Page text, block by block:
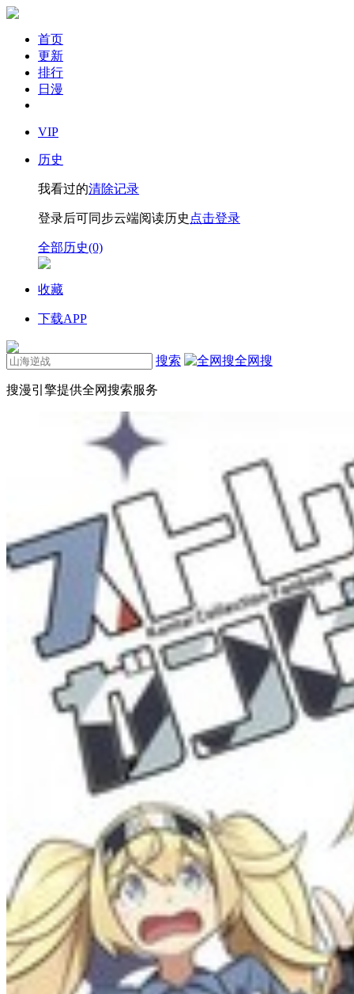
首页
更新
排行
日漫
VIP
历史
我看过的清除记录
登录后可同步云端阅读历史 点击登录
全部历史(0)
收藏
下载APP
搜索 全网搜
搜漫引擎提供全网搜索服务